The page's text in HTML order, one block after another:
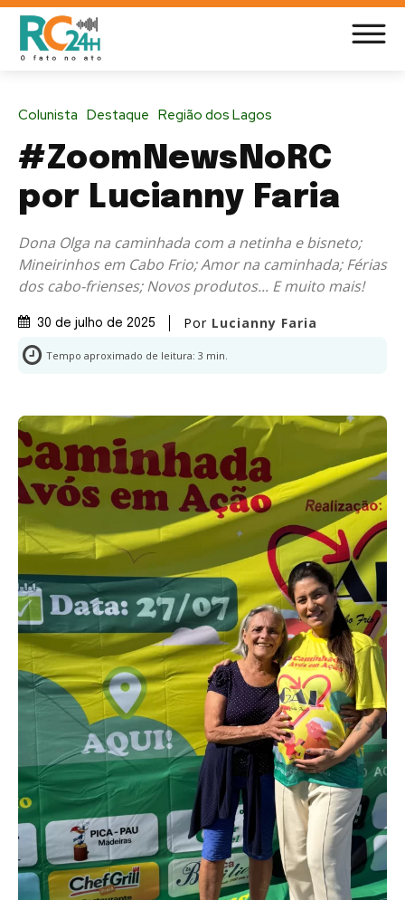
Colunista Destaque Região dos Lagos
#ZoomNewsNoRC
por Lucianny Faria
Dona Olga na caminhada com a netinha e bisneto;
Mineirinhos em Cabo Frio; Amor na caminhada; Férias
dos cabo-frienses; Novos produtos... E muito mais!
30 de julho de 2025 Por Lucianny Faria
Tempo aproximado de leitura: 3 min.